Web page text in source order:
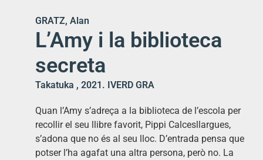
GRATZ, Alan
L’Amy i la biblioteca
secreta
Takatuka , 2021. IVERD GRA
Quan l’Amy s’adreça a la biblioteca de l’escola per
recollir el seu llibre favorit, Pippi Calcesllargues,
s’adona que no és al seu lloc. D’entrada pensa que
potser l’ha agafat una altra persona, però no. La